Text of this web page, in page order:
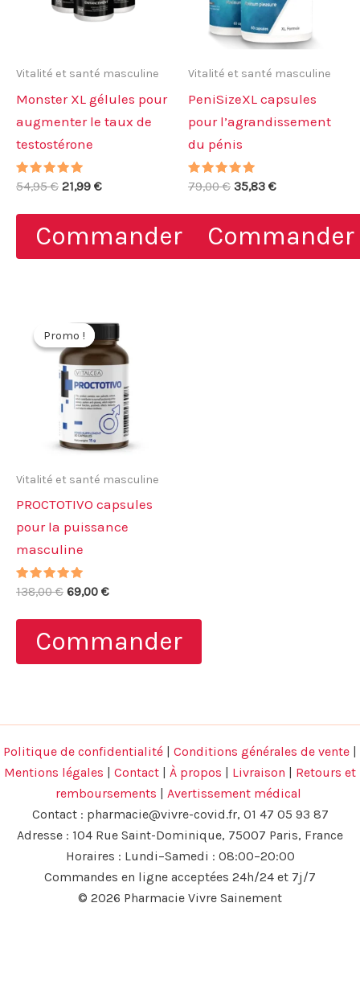
Vitalité et santé masculine
Monster XL gélules pour
augmenter le taux de
testostérone
Note
54,95€ Le
initial
était :
54,95 €.
21,99 €Le
actuel
est :
21,99 €.
Commander
Vitalité et santé masculine
PeniSizeXL capsules
pour l’agrandissement
du pénis
Note
79,00€ Le
initial
était :
79,00 €.
35,83 €Le
actuel
est :
35,83 €.
Commander
Promo !
Promo !
Vitalité et santé masculine
PROCTOTIVO capsules
pour la puissance
masculine
Note
138,00€ Le
initial
était :
138,00 €.
69,00 €Le
actuel
est :
69,00 €.
Commander
Politique de confidentialité Conditions générales de vente
Mentions légales
Contact À propos Livraison
Retours et
remboursements
Avertissement médical
Contact : pharmacie@vivre-covid.fr, 01 47 05 93 87
Adresse : 104 Rue Saint-Dominique, 75007 Paris, France
Horaires : Lundi–Samedi : 08:00–20:00
Commandes en ligne acceptées 24h/24 et 7j/7
© 2026 Pharmacie Vivre Sainement